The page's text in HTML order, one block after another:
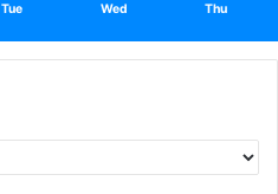
Tue Wed Thu